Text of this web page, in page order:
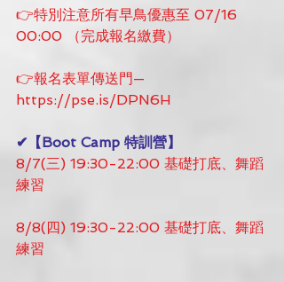
👉特別注意所有早鳥優惠至 07/16
00:00 （完成報名繳費）
👉報名表單傳送門—
https://pse.is/DPN6H
✔【Boot Camp 特訓營】
8/7(三) 19:30-22:00 基礎打底、舞蹈
練習
8/8(四) 19:30-22:00 基礎打底、舞蹈
練習